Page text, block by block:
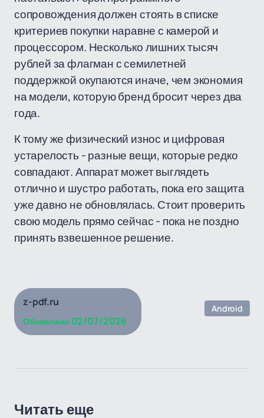
сопровождения должен стоять в списке
критериев покупки наравне с камерой и
процессором. Несколько лишних тысяч
рублей за флагман с семилетней
поддержкой окупаются иначе, чем экономия
на модели, которую бренд бросит через два
года.
К тому же физический износ и цифровая
устарелость - разные вещи, которые редко
совпадают. Аппарат может выглядеть
отлично и шустро работать, пока его защита
уже давно не обновлялась. Стоит проверить
свою модель прямо сейчас - пока не поздно
принять взвешенное решение.
z-pdf.ru
Обновлено 02/07/2026
Android
Читать еще